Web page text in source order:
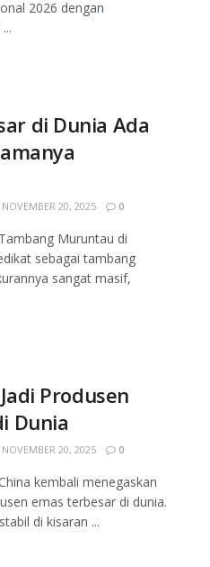
2026 dengan
di Dunia Ada
NOVEMBER 20, 2025 0
Muruntau di
sebagai tambang
sangat masif,
Produsen
Dunia
NOVEMBER 20, 2025 0
kembali menegaskan
emas terbesar di dunia.
di kisaran ...